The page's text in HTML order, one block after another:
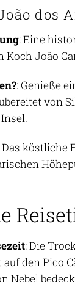
dos
: Eine
Koch João
: Genieße
von
Das köstliche
: Die
den Pico
Nebel